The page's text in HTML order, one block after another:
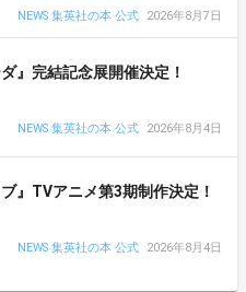
NEWS 集英社の本 公式
2026年8月7日
』完結記念展開催決定！
NEWS 集英社の本 公式
2026年8月4日
』TVアニメ第3期制作決定！
NEWS 集英社の本 公式
2026年8月4日